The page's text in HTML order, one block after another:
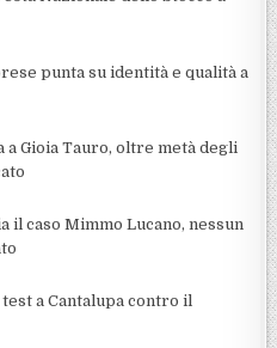
punta su identità e qualità a
Gioia Tauro, oltre metà degli
il caso Mimmo Lucano, nessun
a Cantalupa contro il